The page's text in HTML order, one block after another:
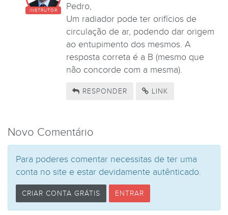
INSTRUTOR
Pedro,
Um radiador pode ter orifícios de
circulação de ar, podendo dar origem
ao entupimento dos mesmos. A
resposta correta é a B (mesmo que
não concorde com a mesma).
RESPONDER LINK
Novo Comentário
Para poderes comentar necessitas de ter uma
conta no site e estar devidamente autênticado.
CRIAR CONTA GRÁTIS ENTRAR